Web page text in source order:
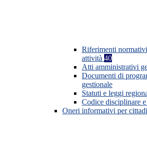
Riferimenti
attività 40
Atti amministrativi
Documenti di
gestionale
Statuti e leggi
Codice disciplinare
Oneri informativi per